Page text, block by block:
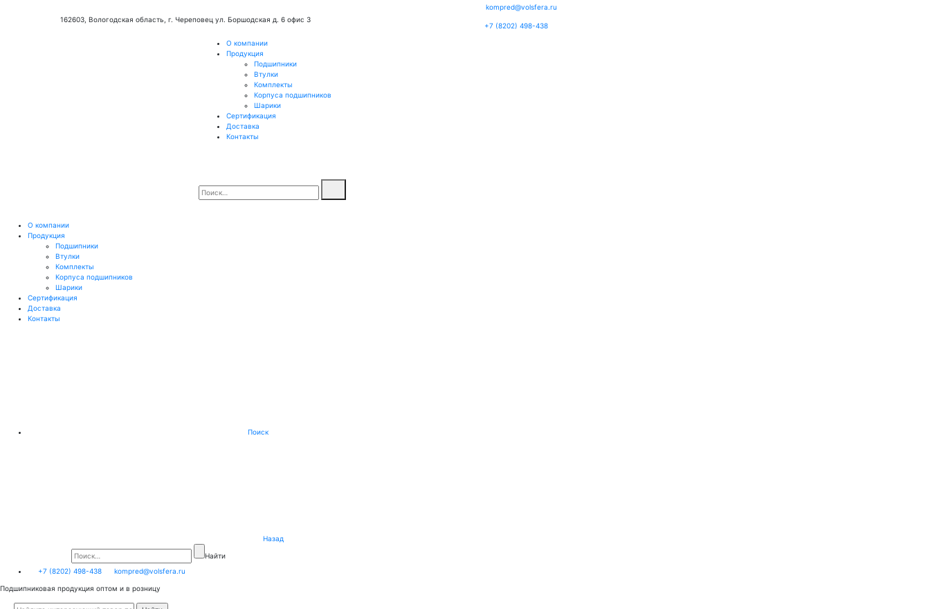
162603, Вологодская область, г. Череповец ул. Боршодская д. 6 офис 3
kompred@volsfera.ru
+7 (8202) 498-438
О компании
Продукция
Подшипники
Втулки
Комплекты
Корпуса подшипников
Шарики
Сертификация
Доставка
Контакты
О компании
Продукция
Подшипники
Втулки
Комплекты
Корпуса подшипников
Шарики
Сертификация
Доставка
Контакты
Поиск
Назад
Найти
+7 (8202) 498-438
kompred@volsfera.ru
Подшипниковая продукция оптом и в розницу